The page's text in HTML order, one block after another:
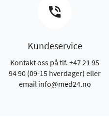
Kundeservice
Kontakt oss på tlf. +47 21 95
94 90 (09-15 hverdager) eller
email info@med24.no